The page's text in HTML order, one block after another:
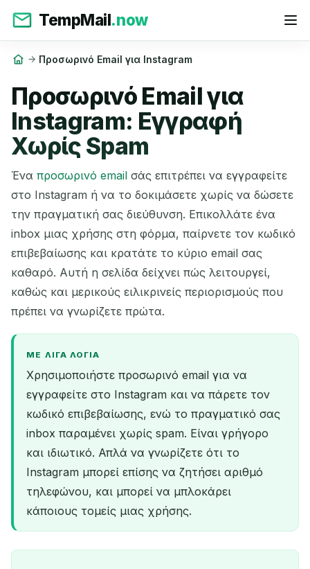
TempMail.now
Προσωρινό Email για Instagram
Προσωρινό Email για
Instagram: Εγγραφή
Χωρίς Spam
Ένα προσωρινό email σάς επιτρέπει να εγγραφείτε
στο Instagram ή να το δοκιμάσετε χωρίς να δώσετε
την πραγματική σας διεύθυνση. Επικολλάτε ένα
inbox μιας χρήσης στη φόρμα, παίρνετε τον κωδικό
επιβεβαίωσης και κρατάτε το κύριο email σας
καθαρό. Αυτή η σελίδα δείχνει πώς λειτουργεί,
καθώς και μερικούς ειλικρινείς περιορισμούς που
πρέπει να γνωρίζετε πρώτα.
ΜΕ ΛΊΓΑ ΛΌΓΙΑ
Χρησιμοποιήστε προσωρινό email για να
εγγραφείτε στο Instagram και να πάρετε τον
κωδικό επιβεβαίωσης, ενώ το πραγματικό σας
inbox παραμένει χωρίς spam. Είναι γρήγορο
και ιδιωτικό. Απλά να γνωρίζετε ότι το
Instagram μπορεί επίσης να ζητήσει αριθμό
τηλεφώνου, και μπορεί να μπλοκάρει
κάποιους τομείς μιας χρήσης.